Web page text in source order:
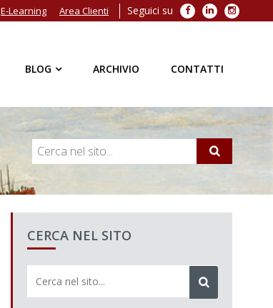
Seguici su Facebook
LinkedIn
E-Learning Area Clienti
BLOG ARCHIVIO CONTATTI
CERCA NEL SITO